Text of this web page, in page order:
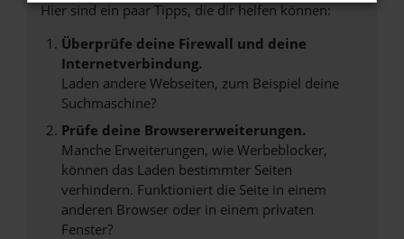
Hier sind ein paar Tipps, die dir helfen können:
Überprüfe deine Firewall und deine
Internetverbindung.
Laden andere Webseiten, zum Beispiel deine
Suchmaschine?
Prüfe deine Browsererweiterungen.
Manche Erweiterungen, wie Werbeblocker,
können das Laden bestimmter Seiten
verhindern. Funktioniert die Seite in einem
anderen Browser oder in einem privaten
Fenster?